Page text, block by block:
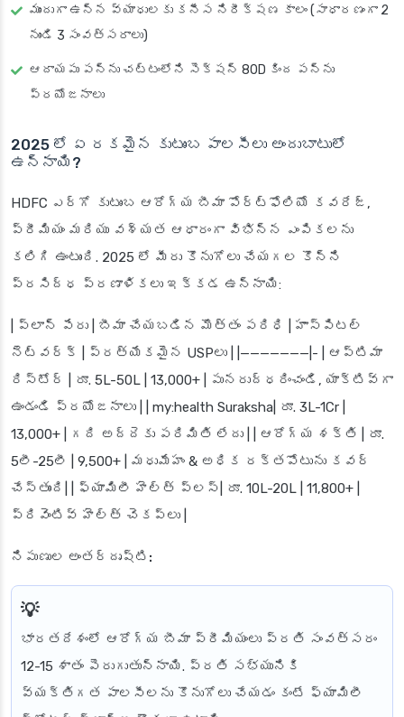
ముందుగా ఉన్న వ్యాధులకు కనీస నిరీక్షణ కాలం (సాధారణంగా 2
నుండి 3 సంవత్సరాలు)
ఆదాయపు పన్ను చట్టంలోని సెక్షన్ 80D కింద పన్ను
ప్రయోజనాలు
2025 లో ఏ రకమైన కుటుంబ పాలసీలు అందుబాటులో
ఉన్నాయి?
HDFC ఎర్గో కుటుంబ ఆరోగ్య బీమా పోర్ట్‌ఫోలియో కవరేజ్,
ప్రీమియం మరియు వశ్యత ఆధారంగా విభిన్న ఎంపికలను
కలిగి ఉంటుంది. 2025 లో మీరు కొనుగోలు చేయగల కొన్ని
ప్రసిద్ధ ప్రణాళికలు ఇక్కడ ఉన్నాయి:
| ప్లాన్ పేరు | బీమా చేయబడిన మొత్తం పరిధి | హాస్పిటల్
నెట్‌వర్క్ | ప్రత్యేకమైన USPలు | |———————|- | ఆప్టిమా
రిస్టోర్ | రూ. 5L-50L | 13,000+ | పునరుద్ధరించండి, యాక్టివ్‌గా
ఉండండి ప్రయోజనాలు | | my:health Suraksha| రూ. 3L-1Cr |
13,000+ | గది అద్దెకు పరిమితి లేదు | | ఆరోగ్య శక్తి | రూ.
5లీ-25లీ | 9,500+ | మధుమేహం & అధిక రక్తపోటును కవర్
చేస్తుంది| | ఫ్యామిలీ హెల్త్ ప్లస్| రూ. 10L-20L | 11,800+ |
ప్రివెంటివ్ హెల్త్ చెకప్‌లు |
నిపుణుల అంతర్దృష్టి:
భారతదేశంలో ఆరోగ్య బీమా ప్రీమియంలు ప్రతి సంవత్సరం
12-15 శాతం పెరుగుతున్నాయి. ప్రతి సభ్యునికి
వ్యక్తిగత పాలసీలను కొనుగోలు చేయడం కంటే ఫ్యామిలీ